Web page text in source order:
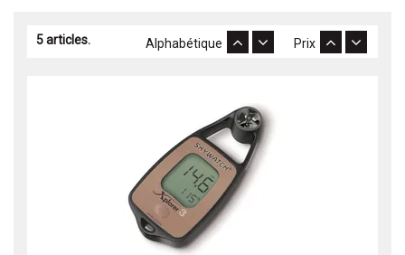
5 articles. Prix
Alphabétique